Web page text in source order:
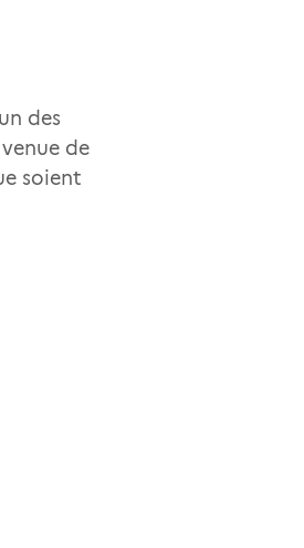
des
de
soient